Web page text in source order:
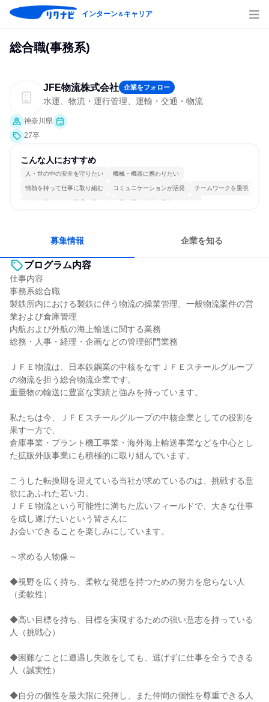
インターン＆キャリア
総合職(事務系)
JFE物流株式会社 企業をフォロー
水運、物流・運行管理、運輸・交通・物流
神奈川県
27卒
こんな人におすすめ
人・世の中の安全を守りたい 機械・機器に携わりたい
情熱を持って仕事に取り組む コミュニケーションが活発 チームワークを重視
女性が働きやすい環境で働ける 長く同じ会社に居続けられる
募集情報 企業を知る
プログラム内容
仕事内容
事務系総合職
製鉄所内における製鉄に伴う物流の操業管理、一般物流案件の営
業および倉庫管理
内航および外航の海上輸送に関する業務
総務・人事・経理・企画などの管理部門業務
ＪＦＥ物流は、日本鉄鋼業の中核をなすＪＦＥスチールグループ
の物流を担う総合物流企業です。
重量物の輸送に豊富な実績と強みを持っています。
私たちは今、ＪＦＥスチールグループの中核企業としての役割を
果す一方で、
倉庫事業・プラント機工事業・海外海上輸送事業などを中心とし
た拡販外販事業にも積極的に取り組んでいます。
こうした転換期を迎えている当社が求めているのは、挑戦する意
欲にあふれた若い力。
ＪＦＥ物流という可能性に満ちた広いフィールドで、大きな仕事
を成し遂げたいという皆さんに
お会いできることを楽しみにしています。
～求める人物像～
◆視野を広く持ち、柔軟な発想を持つための努力を怠らない人
（柔軟性）
◆高い目標を持ち、目標を実現するための強い意志を持っている
人（挑戦心）
◆困難なことに遭遇し失敗をしても、逃げずに仕事を全うできる
人（誠実性）
◆自分の個性を最大限に発揮し、また仲間の個性を尊重できる人